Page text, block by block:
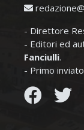
- Direttore
- Editori ed
Fanciulli.
- Primo